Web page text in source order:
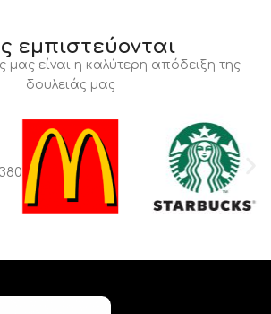
εμπιστεύονται
μας είναι η καλύτερη απόδειξη της
δουλειάς μας